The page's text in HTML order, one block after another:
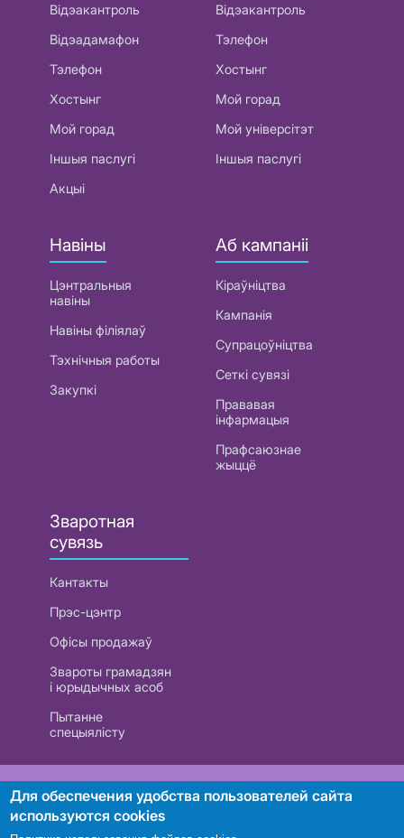
Відэакантроль
Відэадамафон
Тэлефон
Хостынг
Мой горад
Іншыя паслугі
Акцыі
Відэакантроль
Тэлефон
Хостынг
Мой горад
Мой універсітэт
Іншыя паслугі
Навіны
Цэнтральныя
навіны
Навіны філіялаў
Тэхнічныя работы
Закупкі
Аб кампаніі
Кіраўніцтва
Кампанія
Супрацоўніцтва
Сеткі сувязі
Прававая
інфармацыя
Прафсаюзнае
жыццё
Зваротная
сувязь
Кантакты
Прэс-цэнтр
Офісы продажаў
Звароты грамадзян
і юрыдычных асоб
Пытанне
спецыялісту
РУП «Белтэлекам». УНП 101007741
Для обеспечения удобства пользователей сайта
используются cookies